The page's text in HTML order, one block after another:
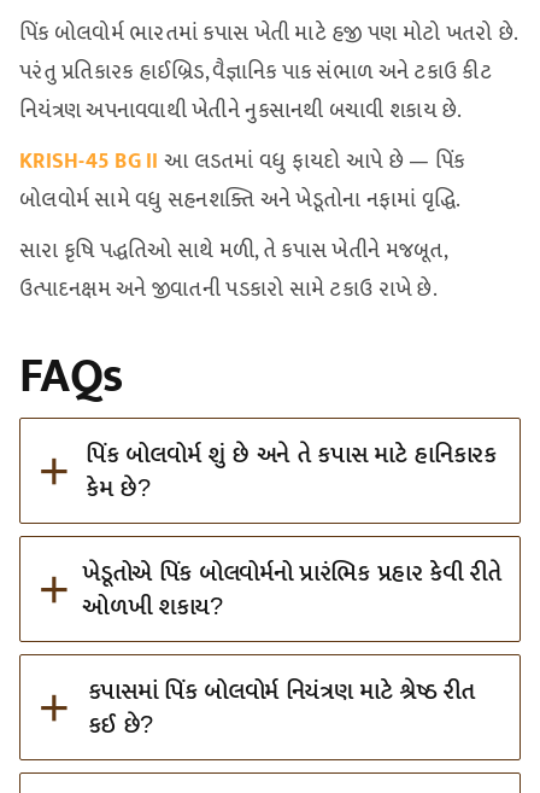
પિંક બોલવોર્મ ભારતમાં કપાસ ખેતી માટે હજી પણ મોટો ખતરો છે.
પરંતુ પ્રતિકારક હાઈબ્રિડ, વૈજ્ઞાનિક પાક સંભાળ અને ટકાઉ કીટ
નિયંત્રણ અપનાવવાથી ખેતીને નુકસાનથી બચાવી શકાય છે.
KRISH-45 BG II આ લડતમાં વધુ ફાયદો આપે છે — પિંક
બોલવોર્મ સામે વધુ સહનશક્તિ અને ખેડૂતોના નફામાં વૃદ્ધિ.
સારા કૃષિ પદ્ધતિઓ સાથે મળી, તે કપાસ ખેતીને મજબૂત,
ઉત્પાદનક્ષમ અને જીવાતની પડકારો સામે ટકાઉ રાખે છે.
FAQs
+
પિંક બોલવોર્મ શું છે અને તે કપાસ માટે હાનિકારક
કેમ છે?
+ ખેડૂતોએ પિંક બોલવોર્મનો પ્રારંભિક પ્રહાર કેવી રીતે
ઓળખી શકાય?
+
કપાસમાં પિંક બોલવોર્મ નિયંત્રણ માટે શ્રેષ્ઠ રીત
કઈ છે?